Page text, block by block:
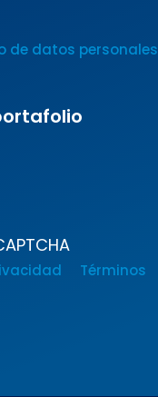
de datos personales
Términos